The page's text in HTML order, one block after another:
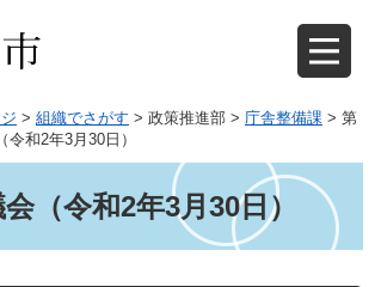
> 組織でさがす > 政策推進部 > 庁舎整備課 > 第
令和2年3月30日）
（令和2年3月30日）